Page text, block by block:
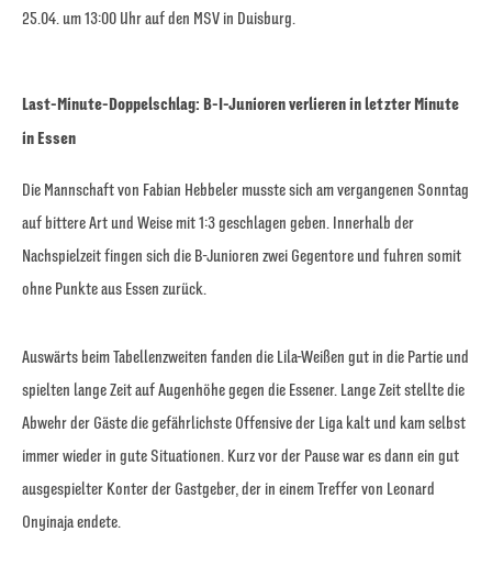
25.04. um 13:00 Uhr auf den MSV in Duisburg.
Last-Minute-Doppelschlag: B-I-Junioren verlieren in letzter Minute
in Essen
Die Mannschaft von Fabian Hebbeler musste sich am vergangenen Sonntag
auf bittere Art und Weise mit 1:3 geschlagen geben. Innerhalb der
Nachspielzeit fingen sich die B-Junioren zwei Gegentore und fuhren somit
ohne Punkte aus Essen zurück.
Auswärts beim Tabellenzweiten fanden die Lila-Weißen gut in die Partie und
spielten lange Zeit auf Augenhöhe gegen die Essener. Lange Zeit stellte die
Abwehr der Gäste die gefährlichste Offensive der Liga kalt und kam selbst
immer wieder in gute Situationen. Kurz vor der Pause war es dann ein gut
ausgespielter Konter der Gastgeber, der in einem Treffer von Leonard
Onyinaja endete.